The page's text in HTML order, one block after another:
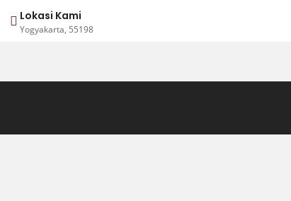
Lokasi Kami
Yogyakarta, 55198